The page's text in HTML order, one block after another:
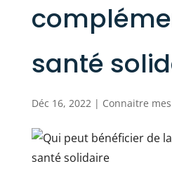
santé
Déc 16, 2022| Connaitre